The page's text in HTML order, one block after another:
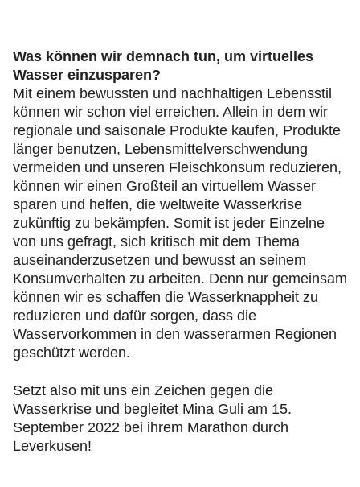
Was können wir demnach tun, um virtuelles
Wasser einzusparen?
Mit einem bewussten und nachhaltigen Lebensstil
können wir schon viel erreichen. Allein in dem wir
regionale und saisonale Produkte kaufen, Produkte
länger benutzen, Lebensmittelverschwendung
vermeiden und unseren Fleischkonsum reduzieren,
können wir einen Großteil an virtuellem Wasser
sparen und helfen, die weltweite Wasserkrise
zukünftig zu bekämpfen. Somit ist jeder Einzelne
von uns gefragt, sich kritisch mit dem Thema
auseinanderzusetzen und bewusst an seinem
Konsumverhalten zu arbeiten. Denn nur gemeinsam
können wir es schaffen die Wasserknappheit zu
reduzieren und dafür sorgen, dass die
Wasservorkommen in den wasserarmen Regionen
geschützt werden.
Setzt also mit uns ein Zeichen gegen die
Wasserkrise und begleitet Mina Guli am 15.
September 2022 bei ihrem Marathon durch
Leverkusen!